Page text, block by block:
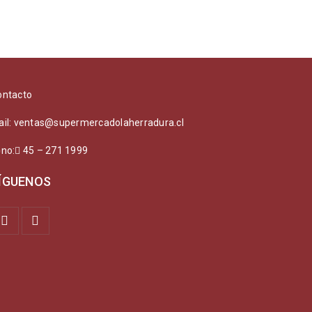
ventas@supermercadolaherradura.cl
45 – 271 1999